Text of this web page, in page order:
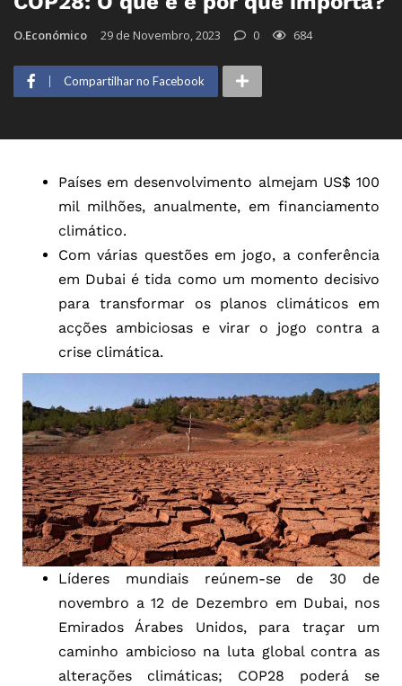
O.Económico 29 de Novembro, 2023 0 684
Compartilhar no Facebook
Países em desenvolvimento almejam US$ 100
mil milhões, anualmente, em financiamento
climático.
Com várias questões em jogo, a conferência
em Dubai é tida como um momento decisivo
para transformar os planos climáticos em
acções ambiciosas e virar o jogo contra a
crise climática.
Líderes mundiais reúnem-se de 30 de
novembro a 12 de Dezembro em Dubai, nos
Emirados Árabes Unidos, para traçar um
caminho ambicioso na luta global contra as
alterações climáticas; COP28 poderá se